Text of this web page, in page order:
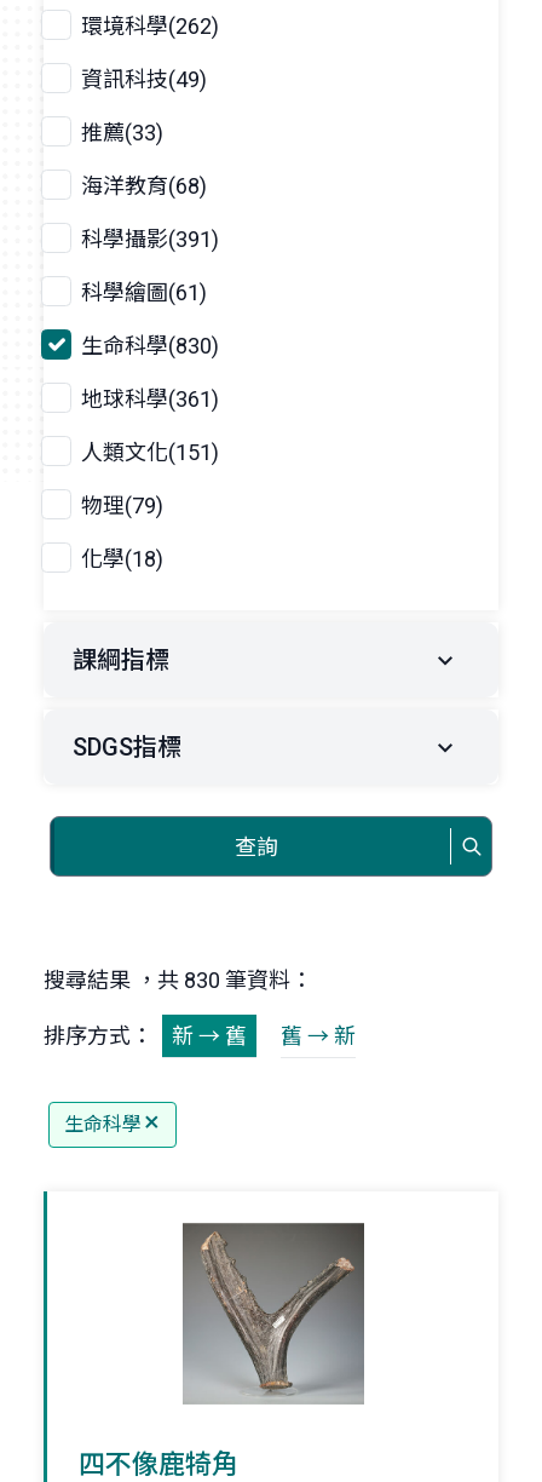
環境科學(262)
資訊科技(49)
推薦(33)
海洋教育(68)
科學攝影(391)
科學繪圖(61)
生命科學(830)
地球科學(361)
人類文化(151)
物理(79)
化學(18)
課綱指標
SDGS指標
查詢
搜尋結果 ，共 830 筆資料：
排序方式： 新 → 舊 舊 → 新
生命科學
四不像鹿犄角